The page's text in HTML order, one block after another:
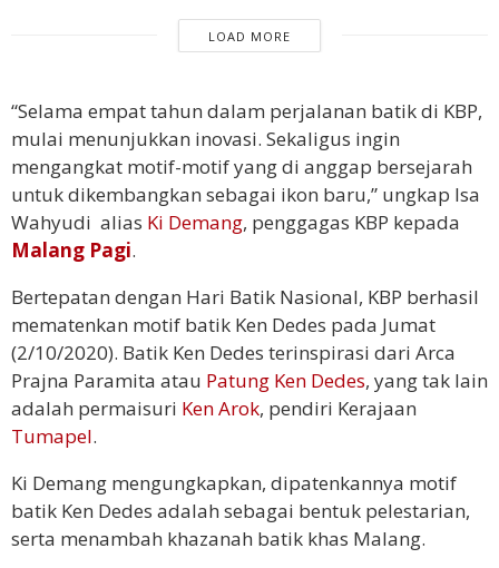
LOAD MORE
“Selama empat tahun dalam perjalanan batik di KBP,
mulai menunjukkan inovasi. Sekaligus ingin
mengangkat motif-motif yang di anggap bersejarah
untuk dikembangkan sebagai ikon baru,” ungkap Isa
Wahyudi alias Ki Demang, penggagas KBP kepada
Malang Pagi.
Bertepatan dengan Hari Batik Nasional, KBP berhasil
mematenkan motif batik Ken Dedes pada Jumat
(2/10/2020). Batik Ken Dedes terinspirasi dari Arca
Prajna Paramita atau Patung Ken Dedes, yang tak lain
adalah permaisuri Ken Arok, pendiri Kerajaan
Tumapel.
Ki Demang mengungkapkan, dipatenkannya motif
batik Ken Dedes adalah sebagai bentuk pelestarian,
serta menambah khazanah batik khas Malang.